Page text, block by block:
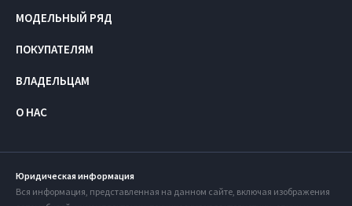
МОДЕЛЬНЫЙ РЯД
ПОКУПАТЕЛЯМ
ВЛАДЕЛЬЦАМ
О НАС
Юридическая информация
Вся информация, представленная на данном сайте, включая изображения